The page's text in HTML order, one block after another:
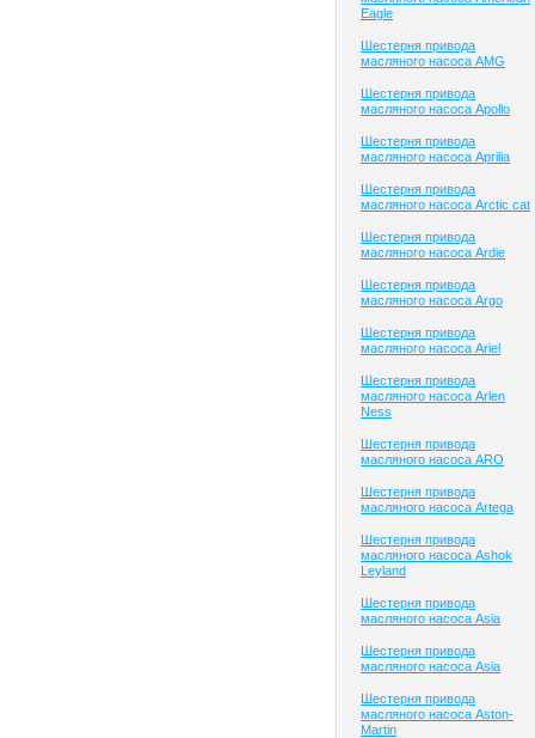
Eagle
Шестерня привода
масляного насоса AMG
Шестерня привода
масляного насоса Apollo
Шестерня привода
масляного насоса Aprilia
Шестерня привода
масляного насоса Arctic cat
Шестерня привода
масляного насоса Ardie
Шестерня привода
масляного насоса Argo
Шестерня привода
масляного насоса Ariel
Шестерня привода
масляного насоса Arlen
Ness
Шестерня привода
масляного насоса ARO
Шестерня привода
масляного насоса Artega
Шестерня привода
масляного насоса Ashok
Leyland
Шестерня привода
масляного насоса Asia
Шестерня привода
масляного насоса Asia
Шестерня привода
масляного насоса Aston-
Martin